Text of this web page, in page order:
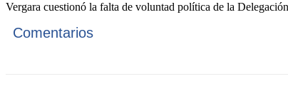
Vergara cuestionó la falta de voluntad política de la
Comentarios